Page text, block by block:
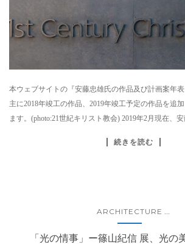
本ウェブサイトの『安藤忠雄氏の作品及び計画案年表
主に2018年竣工の作品、2019年竣工予定の作品を追
ます。(photo:21世紀キリスト教会) 2019年2月現在、
続きを読む
ARCHITECTURE
「光の情事」ー篠山紀信 展、光の